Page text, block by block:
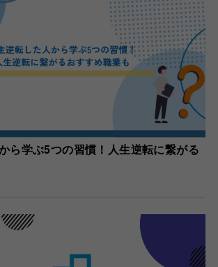
ら学ぶ5つの習慣！人生逆転に繋がる